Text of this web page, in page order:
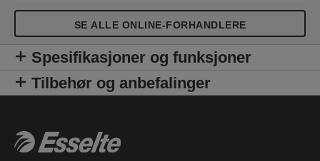
SE ALLE ONLINE-FORHANDLERE
Spesifikasjoner og funksjoner
Tilbehør og anbefalinger